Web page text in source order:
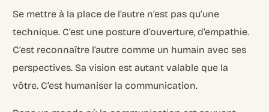
Se mettre à la place de l’autre n’est pas qu’une
technique. C’est une posture d’ouverture, d’empathie.
C’est reconnaître l’autre comme un humain avec ses
perspectives. Sa vision est autant valable que la
vôtre. C’est humaniser la communication.